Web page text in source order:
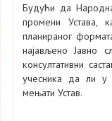
Будући да
промени Устава,
планираног
најављено Јавно
консултативни
учесника да ли у
мењати Устав.